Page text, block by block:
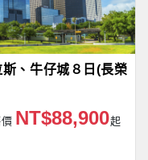
、牛仔城８日(長榮
NT$88,900起